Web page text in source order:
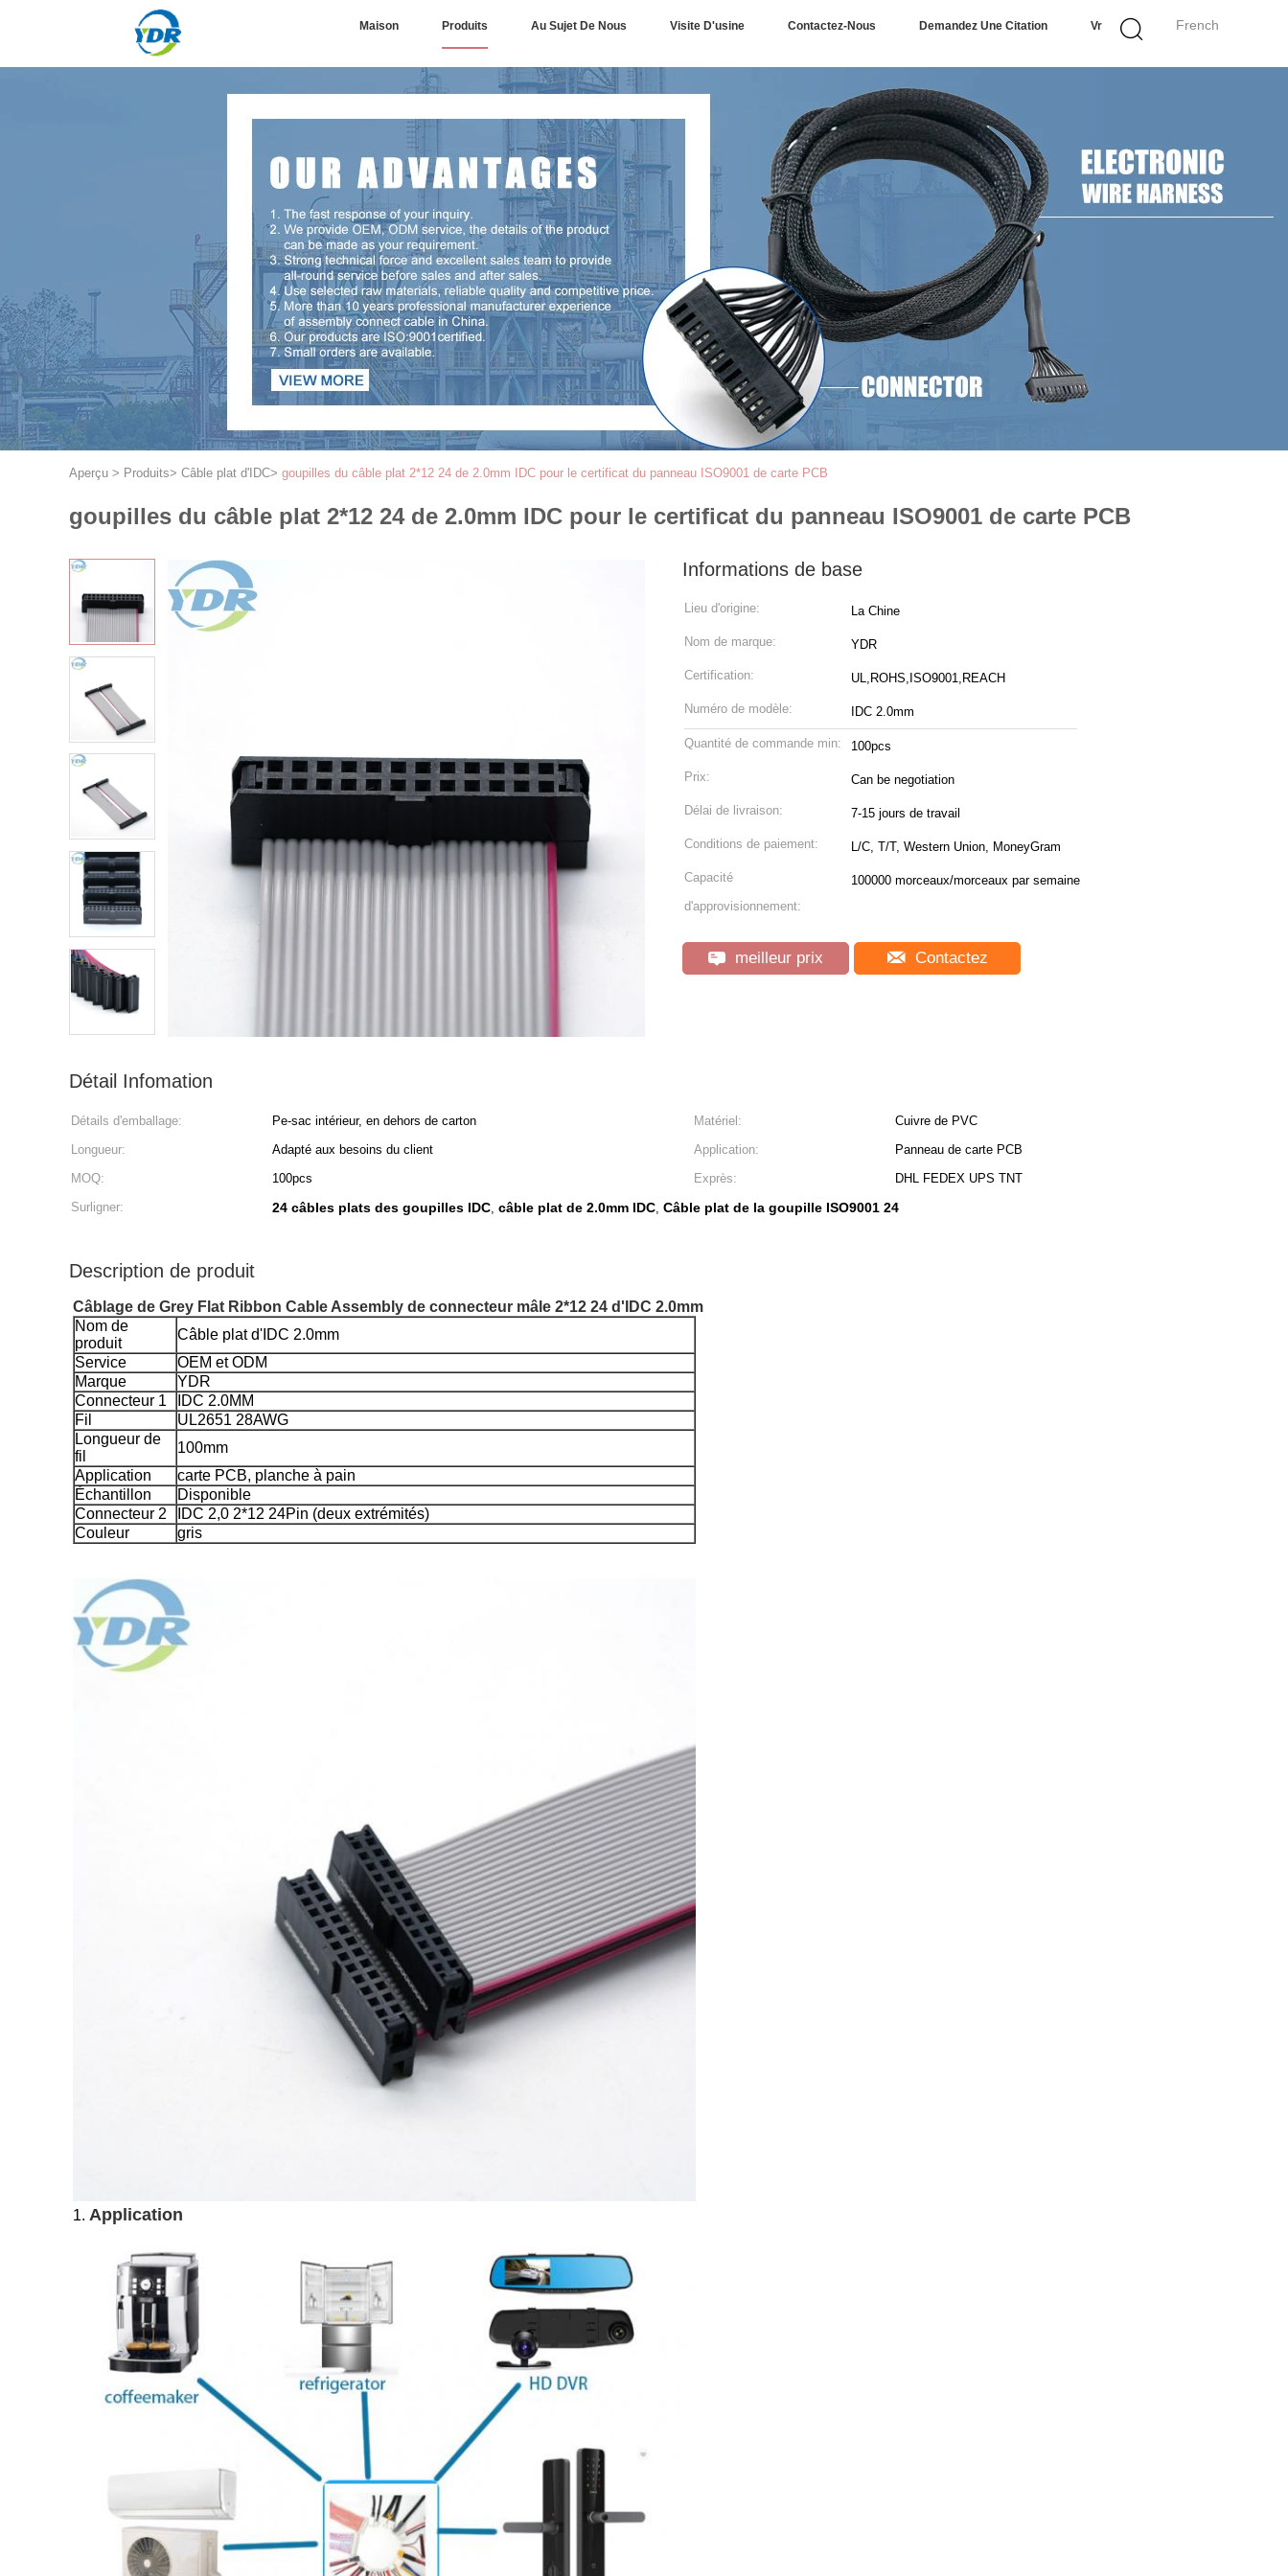
French
Maison Produits Au Sujet De Nous Visite D'usine Contactez-Nous Demandez Une Citation Vr
Aperçu > Produits> Câble plat d'IDC> goupilles du câble plat 2*12 24 de 2.0mm IDC pour le certificat du panneau ISO9001 de carte PCB
goupilles du câble plat 2*12 24 de 2.0mm IDC pour le certificat du panneau ISO9001 de carte PCB
Informations de base
Lieu d'origine: La Chine
Nom de marque: YDR
Certification: UL,ROHS,ISO9001,REACH
Numéro de modèle: IDC 2.0mm
Quantité de commande min: 100pcs
Prix: Can be negotiation
Délai de livraison: 7-15 jours de travail
Conditions de paiement: L/C, T/T, Western Union, MoneyGram
Capacité
d'approvisionnement:
100000 morceaux/morceaux par semaine
meilleur prix Contactez
Détail Infomation
Détails d'emballage: Pe-sac intérieur, en dehors de carton Matériel:
Cuivre de PVC
Longueur:
Adapté aux besoins du client Application:
Panneau de carte PCB
MOQ:
100pcs Exprès:
DHL FEDEX UPS TNT
Surligner:
24 câbles plats des goupilles IDC, câble plat de 2.0mm IDC, Câble plat de la goupille ISO9001 24
Description de produit
Câblage de Grey Flat Ribbon Cable Assembly de connecteur mâle 2*12 24 d'IDC 2.0mm
Nom de
produit
Câble plat d'IDC 2.0mm
Service
OEM et ODM
Marque
YDR
Connecteur 1
IDC 2.0MM
Fil
UL2651 28AWG
Longueur de
fil
100mm
Application
carte PCB, planche à pain
Échantillon
Disponible
Connecteur 2
IDC 2,0 2*12 24Pin (deux extrémités)
Couleur
gris
1. Application